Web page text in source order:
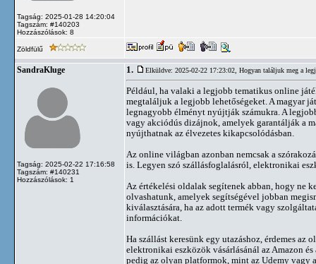
Tagság: 2025-01-28 14:20:04
Tagszám: #140203
Hozzászólások: 8
Zöldfülű
SandraKluge
Tagság: 2025-02-22 17:16:58
Tagszám: #140231
Hozzászólások: 1
1. Elküldve: 2025-02-22 17:23:02, Hogyan találjuk meg a
Például, ha valaki a legjobb tematikus online
megtaláljuk a legjobb lehetőségeket. A magyar
legnagyobb élményt nyújtják számukra. A
vagy akciódús dizájnok, amelyek garantálják a
nyújthatnak az élvezetes kikapcsolódásban.
Az online világban azonban nemcsak a
is. Legyen szó szállásfoglalásról, elektronikai
Az értékelési oldalak segítenek abban, hogy
olvashatunk, amelyek segítségével jobban
kiválasztására, ha az adott termék vagy
információkat.
Ha szállást keresünk egy utazáshoz, érdemes
elektronikai eszközök vásárlásánál az Amazon
pedig az olyan platformok, mint az Udemy vagy